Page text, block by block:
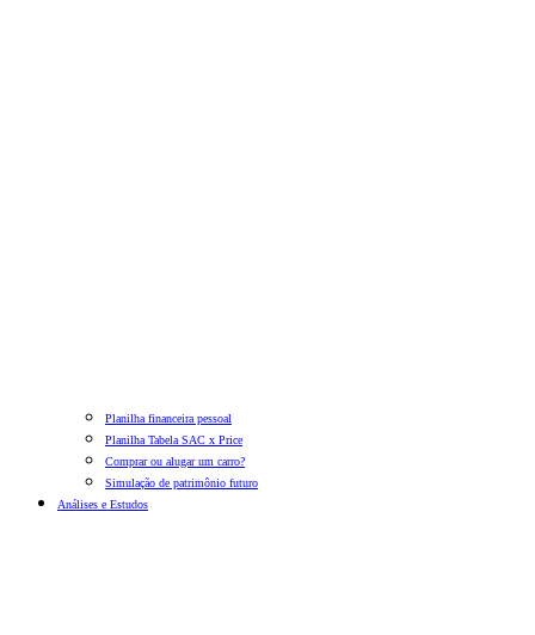
Planilha financeira pessoal
Planilha Tabela SAC x Price
Comprar ou alugar um carro?
Simulação de patrimônio futuro
Análises e Estudos